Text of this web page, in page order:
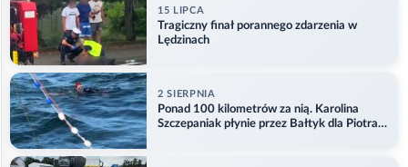
15 LIPCA
Tragiczny finał porannego zdarzenia w
Lędzinach
2 SIERPNIA
Ponad 100 kilometrów za nią. Karolina
Szczepaniak płynie przez Bałtyk dla Piotra.